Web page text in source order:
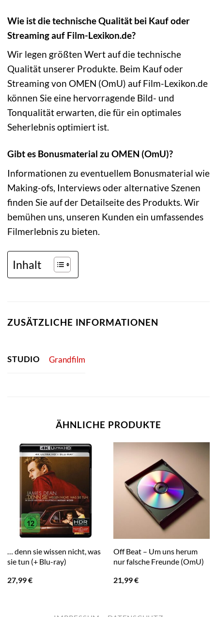
Wie ist die technische Qualität bei Kauf oder
Streaming auf Film-Lexikon.de?
Wir legen größten Wert auf die technische
Qualität unserer Produkte. Beim Kauf oder
Streaming von OMEN (OmU) auf Film-Lexikon.de
können Sie eine hervorragende Bild- und
Tonqualität erwarten, die für ein optimales
Seherlebnis optimiert ist.
Gibt es Bonusmaterial zu OMEN (OmU)?
Informationen zu eventuellem Bonusmaterial wie
Making-ofs, Interviews oder alternative Szenen
finden Sie auf der Detailseite des Produkts. Wir
bemühen uns, unseren Kunden ein umfassendes
Filmerlebnis zu bieten.
Inhalt
ZUSÄTZLICHE INFORMATIONEN
STUDIO Grandfilm
ÄHNLICHE PRODUKTE
… denn sie wissen nicht, was
sie tun (+ Blu-ray)
27,99€
Off Beat – Um uns herum
nur falsche Freunde (OmU)
21,99€